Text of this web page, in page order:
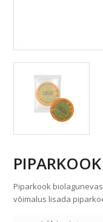
Piparkook
võimalus lisada